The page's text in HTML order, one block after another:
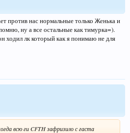
против нас нормальные только Женька и
ну а все остальные как тимурка=).
ходил лк который как я понимаю не для
всю ги CFTH зафризило с гаста